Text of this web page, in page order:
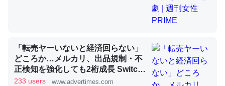
論文では「淡水はカルシウムも酸素も不足してて両方に不
利だから両方が拮抗してるのでは」とあって面白い。海に
いる鋏角類（カブトガニ・ウミグモ）はカルシウムを使わ
ずキチンを強化してる筈だが、酵素が違うのか？
「転売ヤーいないと経済回らない」
どころか…メルカリ、出品規制・不
正検知を強化しても2桁成長 Switch
2から始まり、「ちいかわ」で極ま
233 users www.advertimes.com